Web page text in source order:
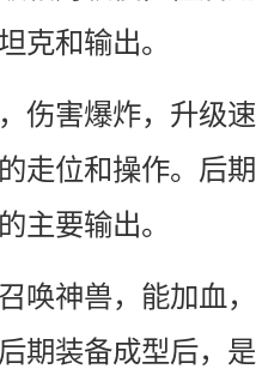
克和输出。
伤害爆炸，升级
走位和操作。后
主要输出。
唤神兽，能加血
期装备成型后，